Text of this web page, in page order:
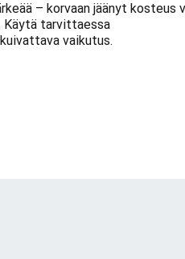
– korvaan jäänyt kosteus
Käytä tarvittaessa
vaikutus.